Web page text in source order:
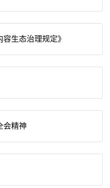
生态治理规定》
会精神